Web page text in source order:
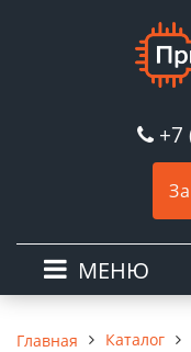
+7
МЕНЮ
Главная Каталог